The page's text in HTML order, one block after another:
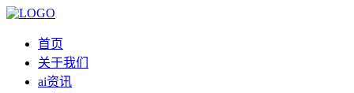
首页
关于我们
ai资讯